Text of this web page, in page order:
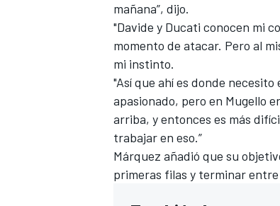
mañana”, dijo.
"Davide y Ducati conocen mi
momento de atacar. Pero al
mi instinto.
"Así que ahí es donde
apasionado, pero en Mugello
arriba, y entonces es más
trabajar en eso.”
Márquez añadió que su
primeras filas y terminar